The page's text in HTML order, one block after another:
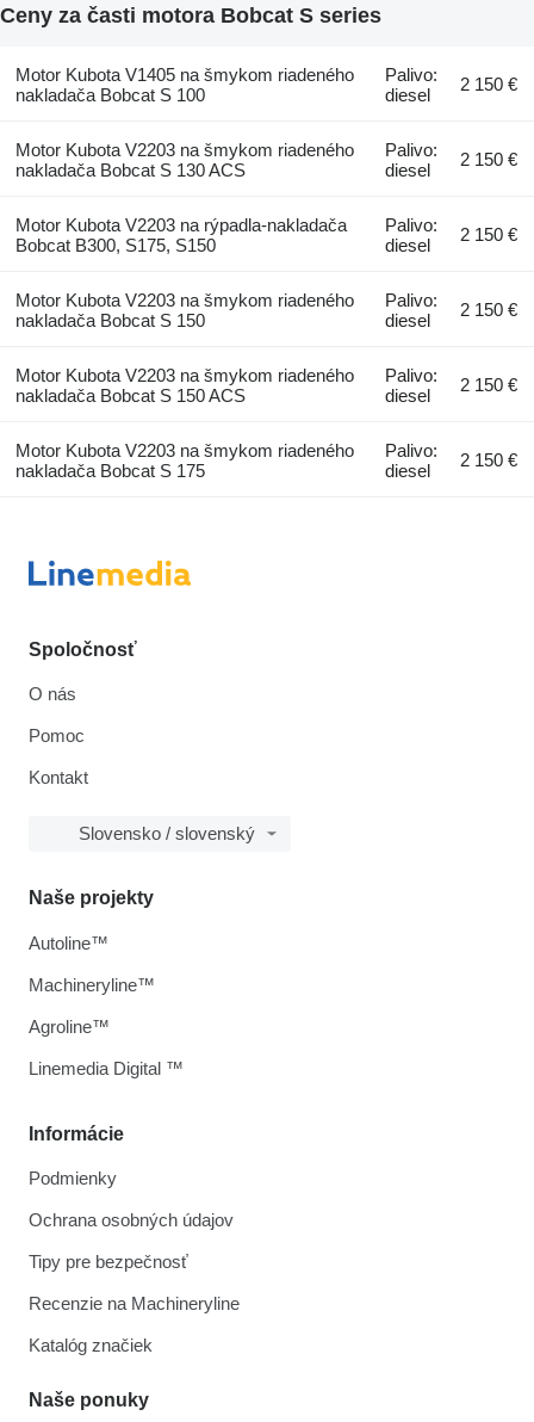
Ceny za časti motora Bobcat S series
Motor Kubota V1405 na šmykom riadeného
nakladača Bobcat S 100
Palivo:
diesel
2 150 €
Motor Kubota V2203 na šmykom riadeného
nakladača Bobcat S 130 ACS
Palivo:
diesel
2 150 €
Motor Kubota V2203 na rýpadla-nakladača
Bobcat B300, S175, S150
Palivo:
diesel
2 150 €
Motor Kubota V2203 na šmykom riadeného
nakladača Bobcat S 150
Palivo:
diesel
2 150 €
Motor Kubota V2203 na šmykom riadeného
nakladača Bobcat S 150 ACS
Palivo:
diesel
2 150 €
Motor Kubota V2203 na šmykom riadeného
nakladača Bobcat S 175
Palivo:
diesel
2 150 €
Spoločnosť
O nás
Pomoc
Kontakt
Slovensko / slovenský
Informácie
Podmienky
Ochrana osobných údajov
Tipy pre bezpečnosť
Recenzie na Machineryline
Katalóg značiek
Naše ponuky
Naše projekty
Autoline™
Machineryline™
Agroline™
Linemedia Digital ™